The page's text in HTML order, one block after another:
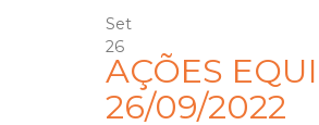
Set
26
AÇÕES
26/09/2022